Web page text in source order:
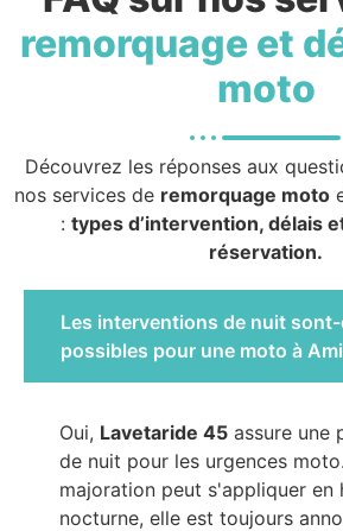
remorquage et
moto
Découvrez les réponses aux
nos services de remorquage moto
: types d’intervention, délais
réservation.
Les interventions de nuit sont-
possibles pour une moto à
Oui, Lavetaride 45 assure une
de nuit pour les urgences
majoration peut s'appliquer en
nocturne, elle est toujours